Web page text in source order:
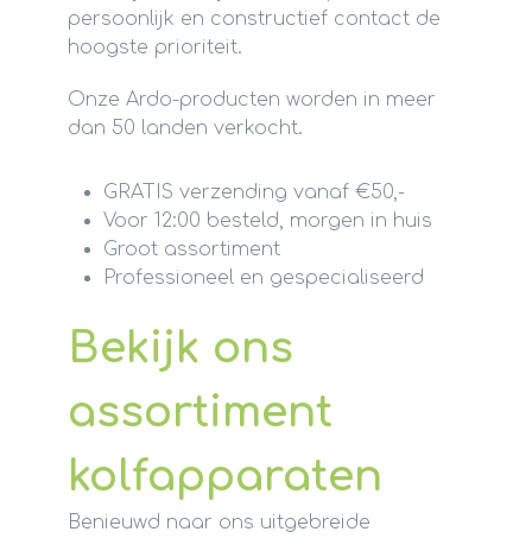
persoonlijk en constructief contact de
hoogste prioriteit.
Onze Ardo-producten worden in meer
dan 50 landen verkocht.
GRATIS verzending vanaf €50,-
Voor 12:00 besteld, morgen in huis
Groot assortiment
Professioneel en gespecialiseerd
Bekijk ons
assortiment
kolfapparaten
Benieuwd naar ons uitgebreide